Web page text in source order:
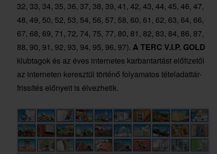
32, 33, 34, 35, 36, 37, 38, 39, 41, 42, 43, 44, 45, 46, 47,
48, 49, 50, 52, 53, 54, 56, 57, 58, 60, 61, 62, 63, 64, 66,
67, 68, 69, 71, 72, 74, 75, 77, 80, 81, 82, 83, 84, 86, 87,
88, 90, 91, 92, 93, 94, 95, 96, 97). A TERC V.I.P. GOLD
klubtagok és az éves internetes karbantartást előfizetői
az interneten keresztül történő folyamatos tételadattár-
frissítés előnyeit is élvezhetik.